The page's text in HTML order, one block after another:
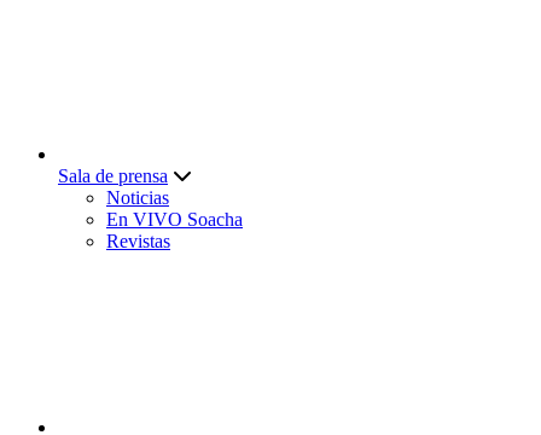
Sala de prensa
Noticias
En VIVO Soacha
Revistas